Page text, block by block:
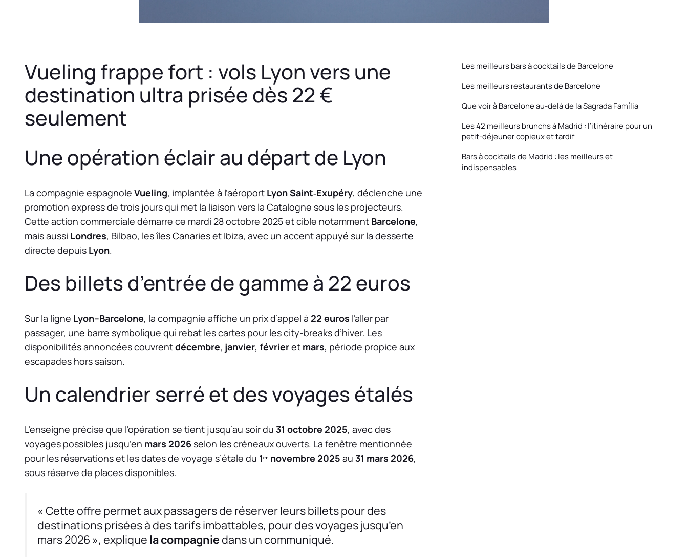
Vueling frappe fort : vols Lyon vers une
destination ultra prisée dès 22 €
seulement
Une opération éclair au départ de Lyon
La compagnie espagnole Vueling, implantée à l’aéroport Lyon Saint‑Exupéry, déclenche une
promotion express de trois jours qui met la liaison vers la Catalogne sous les projecteurs.
Cette action commerciale démarre ce mardi 28 octobre 2025 et cible notamment Barcelone,
mais aussi Londres, Bilbao, les îles Canaries et Ibiza, avec un accent appuyé sur la desserte
directe depuis Lyon.
Des billets d’entrée de gamme à 22 euros
Sur la ligne Lyon–Barcelone, la compagnie affiche un prix d’appel à 22 euros l’aller par
passager, une barre symbolique qui rebat les cartes pour les city-breaks d’hiver. Les
disponibilités annoncées couvrentdécembre, janvier, févrieret mars, période propice aux
escapades hors saison.
Un calendrier serré et des voyages étalés
L’enseigne précise que l’opération se tient jusqu’au soir du 31 octobre 2025, avec des
voyages possibles jusqu’en mars 2026selon les créneaux ouverts. La fenêtre mentionnée
pour les réservations et les dates de voyage s’étale du 1ᵉʳ novembre 2025 au 31 mars 2026,
sous réserve de places disponibles.
« Cette offre permet aux passagers de réserver leurs billets pour des
destinations prisées à des tarifs imbattables, pour des voyages jusqu’en
mars 2026 », explique la compagniedans un communiqué.
Les meilleurs bars à cocktails de Barcelone
Les meilleurs restaurants de Barcelone
Que voir à Barcelone au-delà de la Sagrada Família
Les 42 meilleurs brunchs à Madrid : l’itinéraire pour un
petit-déjeuner copieux et tardif
Bars à cocktails de Madrid : les meilleurs et
indispensables